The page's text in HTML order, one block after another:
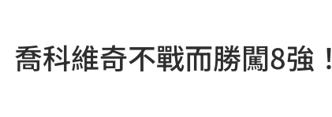
09:18 科維奇不戰而勝闖8強！